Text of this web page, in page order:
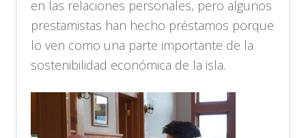
en las relaciones personales, pero algunos
prestamistas han hecho préstamos porque
lo ven como una parte importante de la
sostenibilidad económica de la isla.